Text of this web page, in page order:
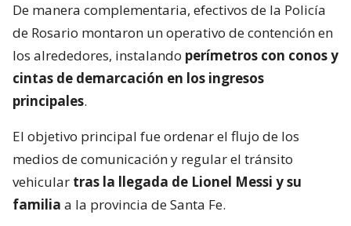
De manera complementaria, efectivos de la Policía
de Rosario montaron un operativo de contención en
los alrededores, instalando perímetros con conos y
cintas de demarcación en los ingresos
principales.
El objetivo principal fue ordenar el flujo de los
medios de comunicación y regular el tránsito
vehicular tras la llegada de Lionel Messi y su
familia a la provincia de Santa Fe.